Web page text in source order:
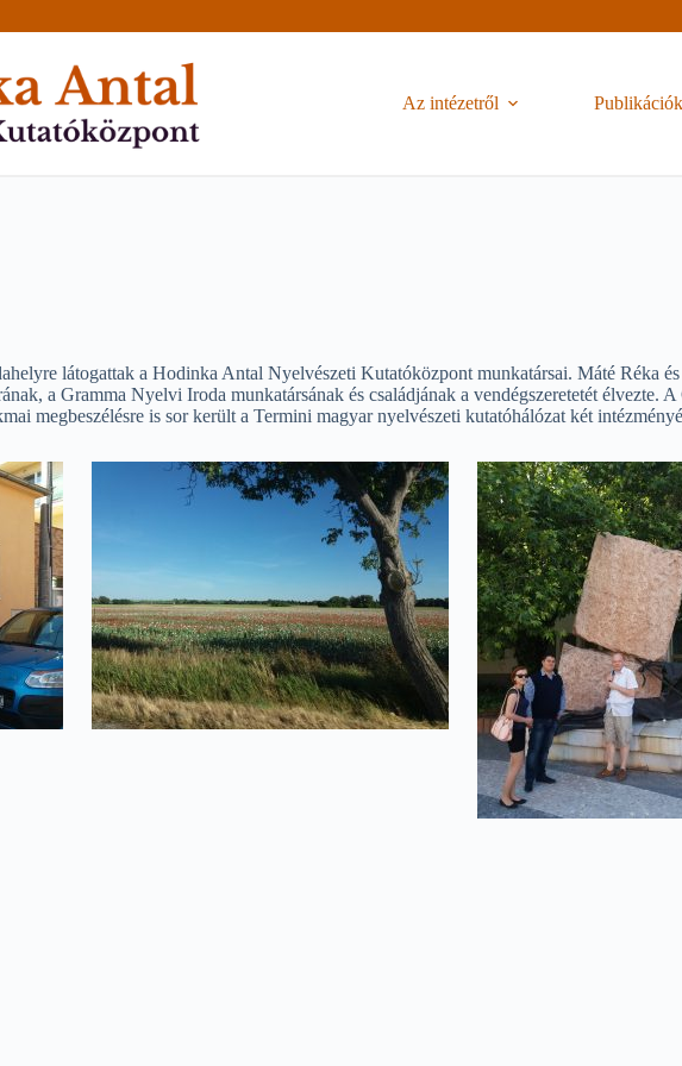
Az intézetről Publikációk
látogattak a Hodinka Antal Nyelvészeti Kutatóközpont munkatársai. Máté Réka
a Gramma Nyelvi Iroda munkatársának és családjának a vendégszeretetét élvezte.
megbeszélésre is sor került a Termini magyar nyelvészeti kutatóhálózat két